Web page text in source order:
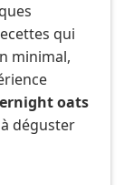
qui
minimal,
oats
déguster